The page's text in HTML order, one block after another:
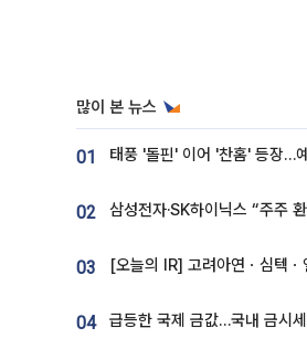
많이 본 뉴스
01
02
03 [오늘의 IR] 고려아연ㆍ심텍ㆍ
04 급등한 국제 금값…국내 금시